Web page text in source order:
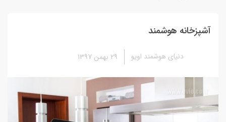
آشپزخانه هوشمند
دنیای هوشمند اویو